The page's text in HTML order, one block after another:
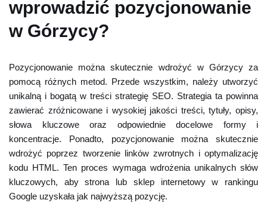
wprowadzić pozycjonowanie
w Górzycy?
Pozycjonowanie można skutecznie wdrożyć w Górzycy za
pomocą różnych metod. Przede wszystkim, należy utworzyć
unikalną i bogatą w treści strategię SEO. Strategia ta powinna
zawierać zróżnicowane i wysokiej jakości treści, tytuły, opisy,
słowa kluczowe oraz odpowiednie docelowe formy i
koncentracje. Ponadto, pozycjonowanie można skutecznie
wdrożyć poprzez tworzenie linków zwrotnych i optymalizację
kodu HTML. Ten proces wymaga wdrożenia unikalnych słów
kluczowych, aby strona lub sklep internetowy w rankingu
Google uzyskała jak najwyższą pozycję.